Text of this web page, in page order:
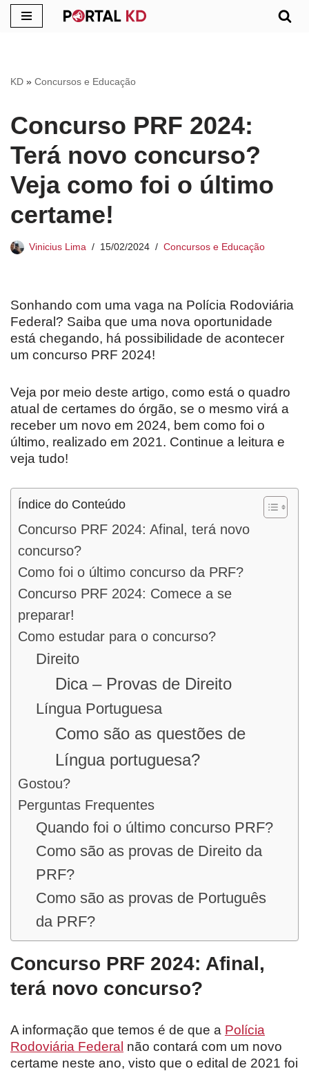
conteúdo
KD » Concursos e Educação
Concurso PRF 2024:
Terá novo concurso?
Veja como foi o último
certame!
Vinicius Lima 15/02/2024 Concursos e Educação
Sonhando com uma vaga na Polícia Rodoviária
Federal? Saiba que uma nova oportunidade
está chegando, há possibilidade de acontecer
um concurso PRF 2024!
Veja por meio deste artigo, como está o quadro
atual de certames do órgão, se o mesmo virá a
receber um novo em 2024, bem como foi o
último, realizado em 2021. Continue a leitura e
veja tudo!
Índice do Conteúdo
Concurso PRF 2024: Afinal, terá novo
concurso?
Como foi o último concurso da PRF?
Concurso PRF 2024: Comece a se
preparar!
Como estudar para o concurso?
Direito
Dica – Provas de Direito
Língua Portuguesa
Como são as questões de
Língua portuguesa?
Gostou?
Perguntas Frequentes
Quando foi o último concurso PRF?
Como são as provas de Direito da
PRF?
Como são as provas de Português
da PRF?
Concurso PRF 2024: Afinal,
terá novo concurso?
A informação que temos é de que a Polícia
Rodoviária Federal não contará com um novo
certame neste ano, visto que o edital de 2021 foi